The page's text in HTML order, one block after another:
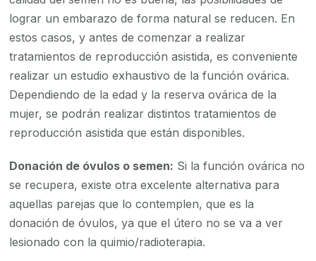
lograr un embarazo de forma natural se reducen. En
estos casos, y antes de comenzar a realizar
tratamientos de reproducción asistida, es conveniente
realizar un estudio exhaustivo de la función ovárica.
Dependiendo de la edad y la reserva ovárica de la
mujer, se podrán realizar distintos tratamientos de
reproducción asistida que están disponibles.
Donación de óvulos o semen: Si la función ovárica no
se recupera, existe otra excelente alternativa para
aquellas parejas que lo contemplen, que es la
donación de óvulos, ya que el útero no se va a ver
lesionado con la quimio/radioterapia.